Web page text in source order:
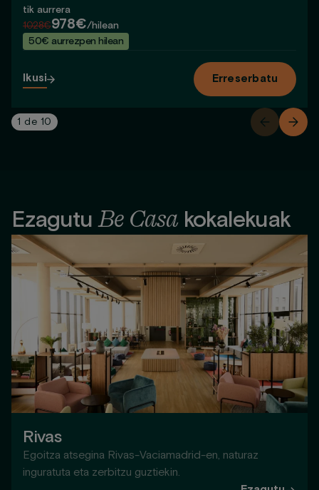
tik aurrera
1028€978€/hilean
50€ aurrezpen hilean
Ikusi Erreserbatu
1 de 10
EzagutuBe Casa kokalekuak
Rivas
Egoitza atsegina Rivas-Vaciamadrid-en, naturaz
inguratuta eta zerbitzu guztiekin.